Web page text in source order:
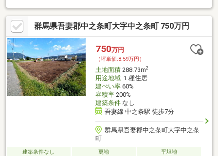
リホームで建築請負も可能です。ご希望の間取りやこだわりをお
申し付けください。住宅ローンのご相談も承ります！！※現在地
目が畑の為、農地法５条許可取得が必要になるためお引渡しまで
にお時間を頂戴します。要別途費用
群馬県吾妻郡中之条町大字中之条町 750万円
750万円
（坪単価:8.59万円）
土地面積288.73m2
用途地域１種住居
建ぺい率60%
容積率200%
建築条件なし
吾妻線 中之条駅 徒歩7分
群馬県吾妻郡中之条町大字中之条
町
建築条件なし 更地
平坦地